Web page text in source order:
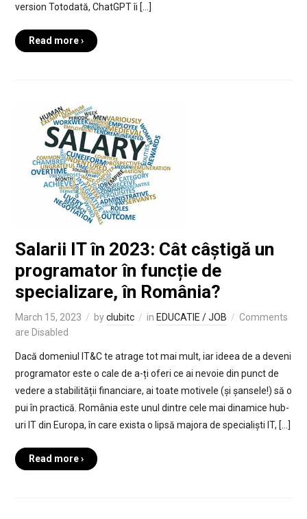
version Totodată, ChatGPT îi […]
Read more ›
Salarii IT în 2023: Cât câștigă un
programator în funcție de
specializare, în România?
March 15, 2023 byclubitc in EDUCATIE / JOB
Comments
are Disabled
Dacă domeniul IT&C te atrage tot mai mult, iar ideea de a deveni
programator este o cale de a-ți oferi ce ai nevoie din punct de
vedere a stabilității financiare, ai toate motivele (și șansele!) să o
pui în practică. România este unul dintre cele mai dinamice hub-
uri IT din Europa, în care exista o lipsă majora de specialiști IT, […]
Read more ›